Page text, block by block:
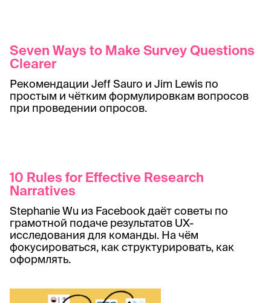
Seven Ways to Make Survey Questions
Clearer
Рекомендации Jeff Sauro и Jim Lewis по
простым и чётким формулировкам вопросов
при проведении опросов.
10 Rules for Effective Research
Narratives
Stephanie Wu из Facebook даёт советы по
грамотной подаче результатов UX-
исследования для команды. На чём
фокусироваться, как структурировать, как
оформлять.